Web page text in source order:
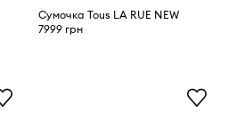
Сумочка Tous LA RUE NEW
7999 грн